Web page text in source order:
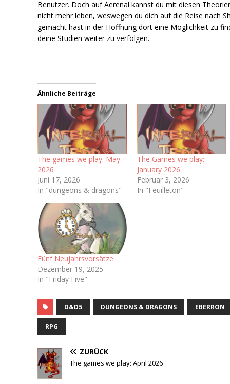
Benutzer. Doch auf Aerenal kannst du mit diesen
nicht mehr leben, weswegen du dich auf die Reise nach
gemacht hast in der Hoffnung dort eine Möglichkeit zu
deine Studien weiter zu verfolgen.
Ähnliche Beiträge
The games we play: May
2026
Juni 17, 2026
In "dungeons & dragons"
The Games we play:
January 2026
Februar 3, 2026
In "Feuilleton"
Fünf Neujahrsvorsätze
Dezember 19, 2025
In "Friday Five"
D&D5 DUNGEONS & DRAGONS EBERRON
RPG
ZURÜCK
The games we play: April 2026